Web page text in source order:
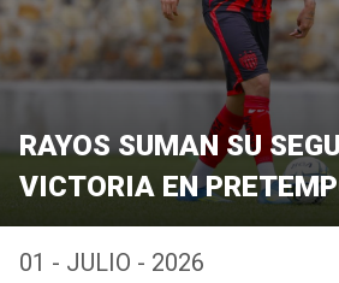
RAYOS SUMAN SU
VICTORIA EN
01 - JULIO - 2026